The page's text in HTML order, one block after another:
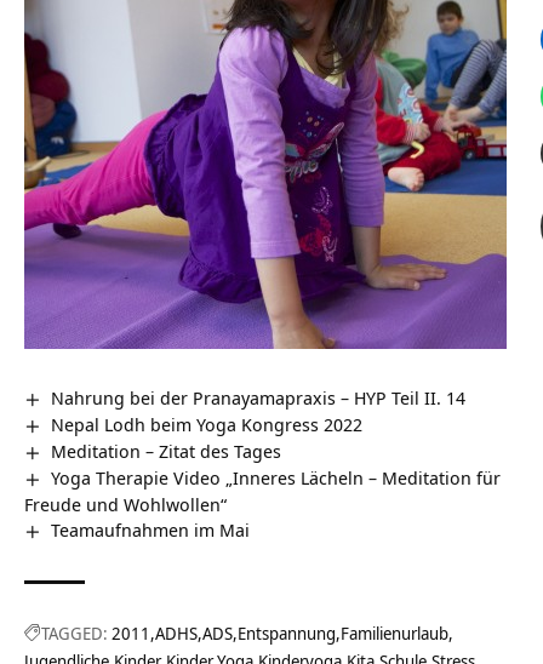
Nahrung bei der Pranayamapraxis – HYP Teil II. 14
Nepal Lodh beim Yoga Kongress 2022
Meditation – Zitat des Tages
Yoga Therapie Video „Inneres Lächeln – Meditation für
Freude und Wohlwollen“
Teamaufnahmen im Mai
TAGGED: 2011 ADHS ADS Entspannung Familienurlaub